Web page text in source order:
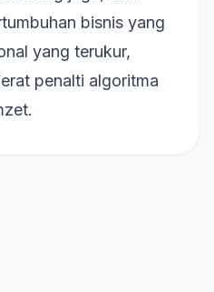
bisnis yang
yang terukur,
penalti algoritma